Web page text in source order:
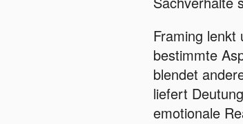
Framing lenkt
bestimmte
blendet
liefert
emotionale